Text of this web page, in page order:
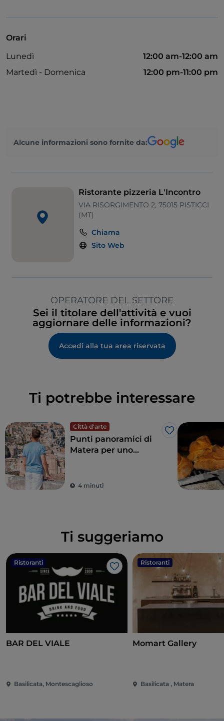
Orari
Lunedì
12:00 am-12:00 am
Martedì - Domenica
12:00 pm-11:00 pm
Alcune informazioni sono fornite da:
Ristorante pizzeria L'Incontro
VIA RISORGIMENTO 2, 75015 PISTICCI
(MT)
Chiama
Sito Web
OPERATORE DEL SETTORE
Sei il titolare dell'attività e vuoi
aggiornare delle informazioni?
Accedi alla tua area riservata
Ti potrebbe interessare
Città d'arte
Like
Punti panoramici di
Matera per uno
4 minuti
Ti suggeriamo
Ristoranti
Like
BAR DEL VIALE
Basilicata, Montescaglioso
Ristoranti
Momart Gallery
Basilicata , Matera